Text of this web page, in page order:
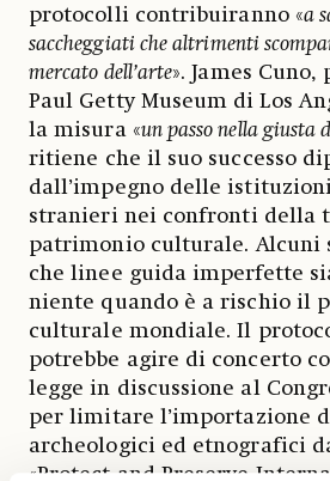
protocolli contribuiranno «a
saccheggiati che altrimenti
mercato dell’arte». James
Paul Getty Museum di Los
la misura «un passo nella giusta
ritiene che il suo successo
dall’impegno delle
stranieri nei confronti della
patrimonio culturale. Alcuni
che linee guida imperfette
niente quando è a rischio il
culturale mondiale. Il
potrebbe agire di concerto
legge in discussione al
per limitare l’importazione
archeologici ed etnografici
«Protect and Preserve